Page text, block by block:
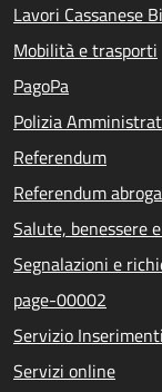
Lavori Cassanese
Mobilità e trasporti
PagoPa
Polizia
Referendum
Referendum
Salute, benessere
Segnalazioni e
page-00002
Servizio
Servizi online